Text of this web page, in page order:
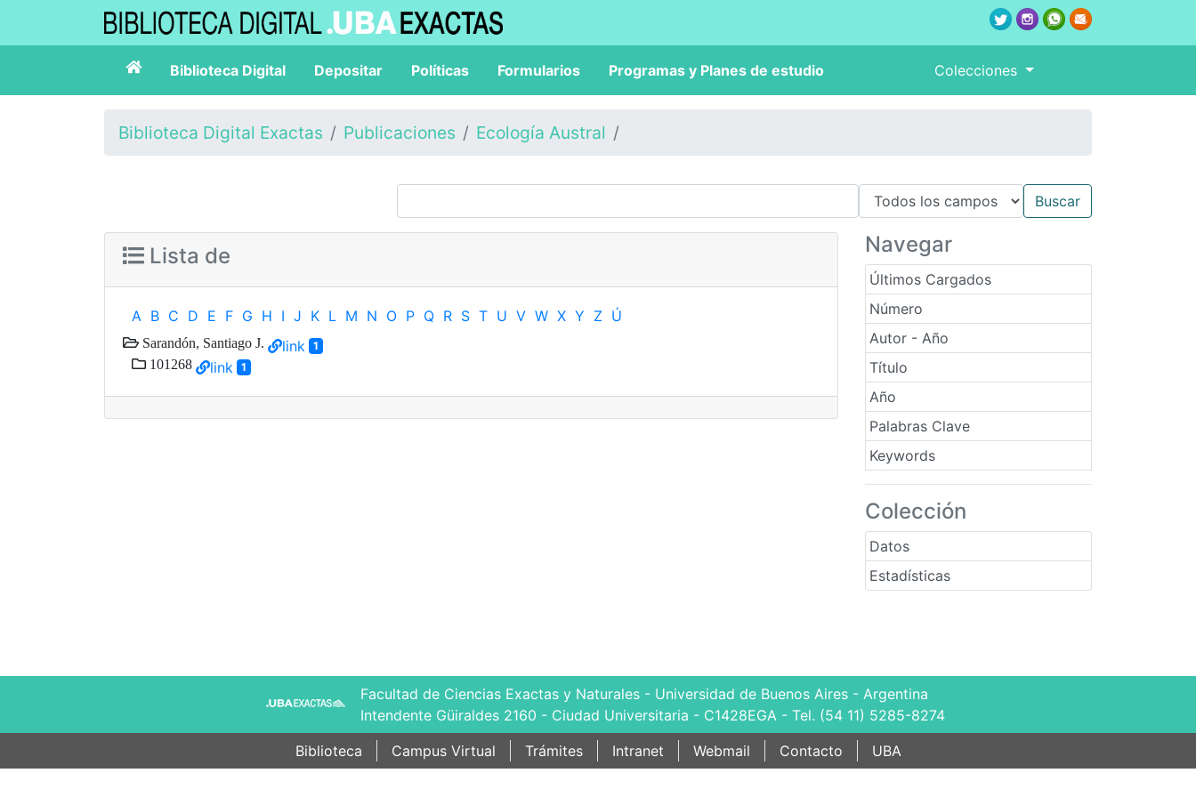
Biblioteca Digital Depositar Políticas Formularios Programas y Planes de estudio Colecciones
Biblioteca Digital Exactas Publicaciones Ecología Austral
Navegar
Últimos Cargados
Número
Autor - Año
Título
Año
Palabras Clave
Keywords
Colección
Datos
Estadísticas
Lista de
A B C D E F G H I J K L M N O P Q R S T U V W X Y Z Ú
Sarandón, Santiago J. link 1
101268 link 1
Facultad de Ciencias Exactas y Naturales - Universidad de Buenos Aires - Argentina
Intendente Güiraldes 2160 - Ciudad Universitaria - C1428EGA - Tel. (54 11) 5285-8274
Biblioteca
Campus Virtual Trámites Intranet Webmail Contacto UBA